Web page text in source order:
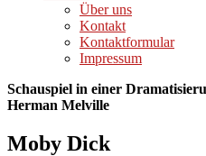
Über uns
Kontakt
Kontaktformular
Impressum
Schauspiel in einer
Herman Melville
Moby Dick